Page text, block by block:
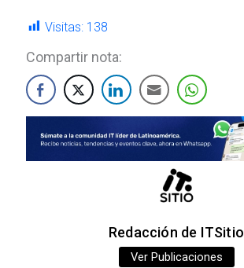
Visitas: 138
Compartir nota:
Redacción de ITSitio
Ver Publicaciones